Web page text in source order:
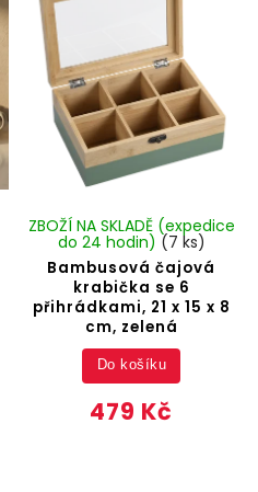
Bambusová čajová
krabička se 6
přihrádkami, 21 x 15 x 8
cm, zelená
ZBOŽÍ NA SKLADĚ (expedice
do 24 hodin) (7 ks)
479 Kč
Do košíku